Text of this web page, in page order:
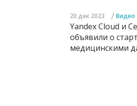
20 дек 2023 / Видео
Yandex Cloud и
объявили о
медицинскими